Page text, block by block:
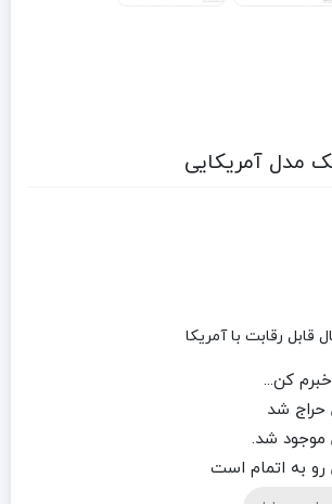
مدل آمریکایی
کن...
حراج شد
موجود شد.
به اتمام است